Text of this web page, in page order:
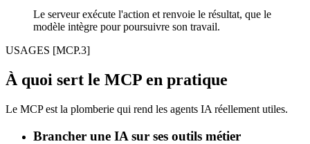
Le serveur exécute l'action et renvoie le résultat, que le
modèle intègre pour poursuivre son travail.
USAGES [MCP.3]
À quoi sert le MCP en pratique
Le MCP est la plomberie qui rend les agents IA réellement utiles.
Brancher une IA sur ses outils métier